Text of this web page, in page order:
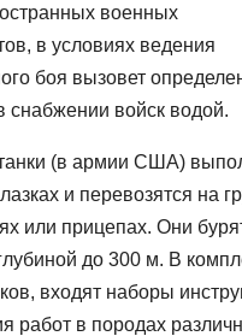
военных
в условиях ведения
боя вызовет
снабжении войск водой.
(в армии США)
и перевозятся на
или прицепах. Они
до 300 м. В
входят наборы
работ в породах